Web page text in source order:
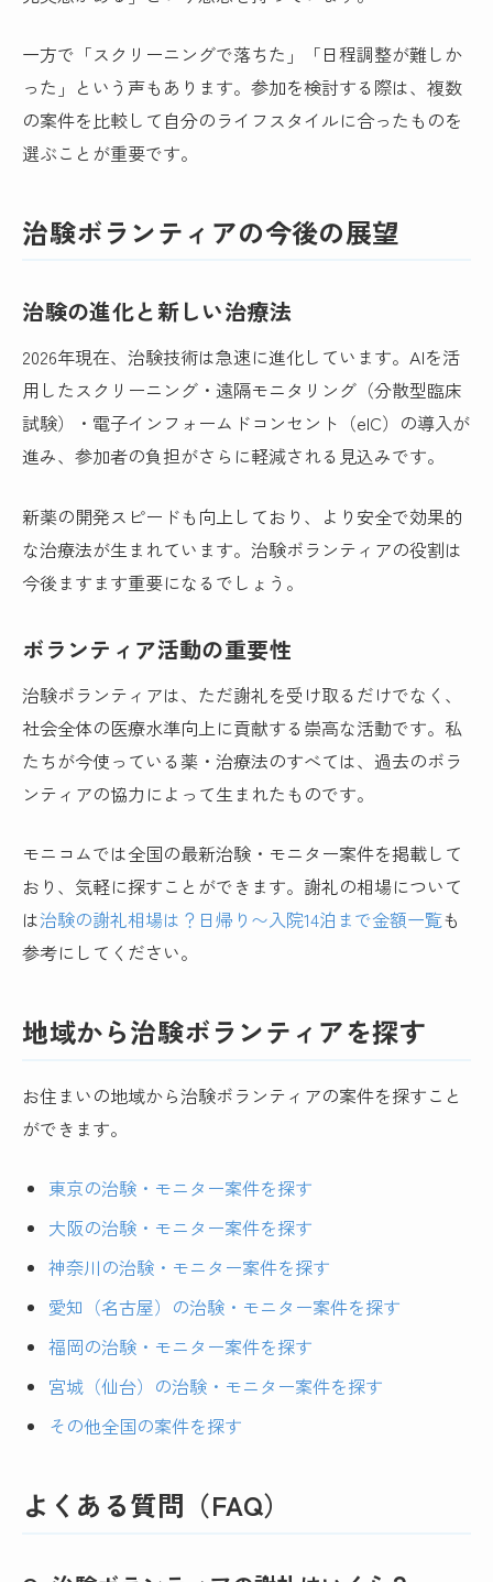
一方で「スクリーニングで落ちた」「日程調整が難しか
った」という声もあります。参加を検討する際は、複数
の案件を比較して自分のライフスタイルに合ったものを
選ぶことが重要です。
治験ボランティアの今後の展望
治験の進化と新しい治療法
2026年現在、治験技術は急速に進化しています。AIを活
用したスクリーニング・遠隔モニタリング（分散型臨床
試験）・電子インフォームドコンセント（eIC）の導入が
進み、参加者の負担がさらに軽減される見込みです。
新薬の開発スピードも向上しており、より安全で効果的
な治療法が生まれています。治験ボランティアの役割は
今後ますます重要になるでしょう。
ボランティア活動の重要性
治験ボランティアは、ただ謝礼を受け取るだけでなく、
社会全体の医療水準向上に貢献する崇高な活動です。私
たちが今使っている薬・治療法のすべては、過去のボラ
ンティアの協力によって生まれたものです。
モニコムでは全国の最新治験・モニター案件を掲載して
おり、気軽に探すことができます。謝礼の相場について
は治験の謝礼相場は？日帰り〜入院14泊まで金額一覧も
参考にしてください。
地域から治験ボランティアを探す
お住まいの地域から治験ボランティアの案件を探すこと
ができます。
東京の治験・モニター案件を探す
大阪の治験・モニター案件を探す
神奈川の治験・モニター案件を探す
愛知（名古屋）の治験・モニター案件を探す
福岡の治験・モニター案件を探す
宮城（仙台）の治験・モニター案件を探す
その他全国の案件を探す
よくある質問（FAQ）